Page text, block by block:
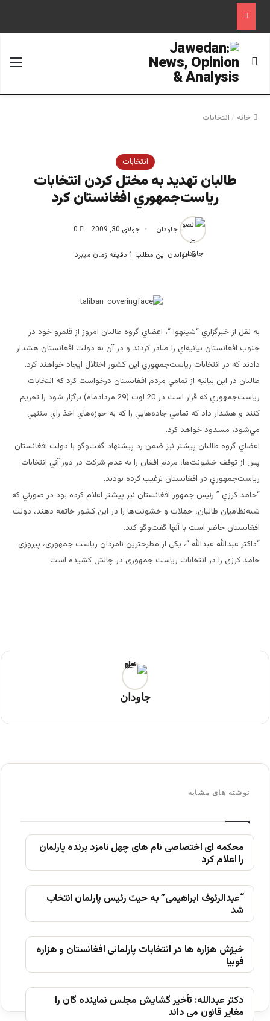
جستجو برای
خانه / انتخابات
انتخابات
طالبان تهديد به مختل كردن انتخابات
رياست‌جمهوري افغانستان كرد
جاودان جولای 30, 2009 0
خواندن این مطلب 1 دقیقه زمان میبرد
به نقل از خبرگزاري “شينهوا “، اعضاي گروه طالبان امروز از قلمرو خود در
جنوب افغانستان بيانيه‌اي را صادر كردند و در آن به دولت افغانستان هشدار
دادند كه در انتخابات رياست‌جمهوري اين كشور اختلال ايجاد خواهند كرد.
طالبان در اين بيانيه از تمامي مردم افغانستان درخواست كرد كه انتخابات
رياست‌جمهوري كه قرار است در 20 اوت (29 مردادماه) برگزار شود را تحريم
كنند و هشدار داد كه تمامي جاده‌هايي را كه به حوزه‌هاي اخذ راي منتهي
مي‌شود، مسدود خواهد كرد.
اعضاي گروه طالبان پيشتر نيز ضمن رد پيشنهاد گفت‌وگو با دولت افغانستان
پس از توقف خشونت‌ها، مردم افغان را به عدم شركت در دور آتي انتخابات
رياست‌جمهوري در افغانستان ترغيب كرده بودند.
“حامد كرزي ” رئيس جمهور افغانستان نيز پيشتر اعلام كرده بود در صورتي كه
شبه‌نظاميان طالبان، حملات و خشونت‌ها را در اين كشور خاتمه دهند، دولت
افغانستان حاضر است با آنها گفت‌وگو كند.
“داکتر عبدالله عبدالله “، یکی از مطرحترین نامزدان ریاست جمهوری، پیروزی
حامد کرزی را در انتخابات ریاست جمهوری در چالش کشیده است.
جاودان
نوشته های مشابه
محکمه ای اختصاصی نام های چهل نامزد برنده پارلمان
را اعلام کرد
“عبدالرئوف ابراهیمی” به حیث رئیس پارلمان انتخاب
شد
خیزش ھزاره ھا در انتخابات پارلمانی افغانستان و ھزاره
فوبیا
دکتر عبدالله: تأخیر گشایش مجلس نماینده گان را
مغایر قانون می داند